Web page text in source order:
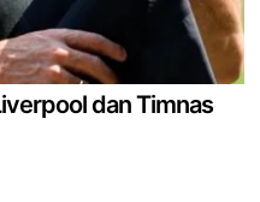
dan Timnas